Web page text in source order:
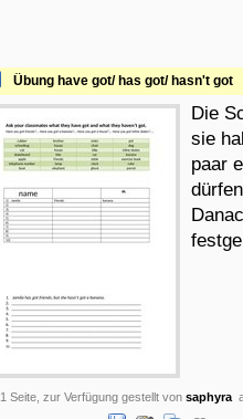
Übung have got/ has got/ hasn't got
Die
sie
paar
1 Seite, zur Verfügung gestellt von saphyra